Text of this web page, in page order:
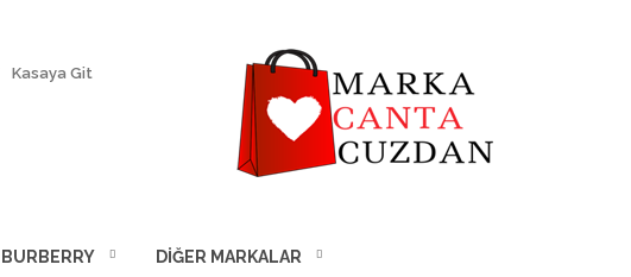
Kasaya Git
BURBERRY DIĞER MARKALAR